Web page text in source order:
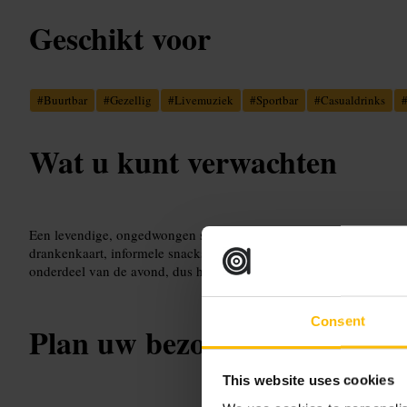
Consent
This website uses cookies
Geschikt voor
#Buurtbar #Gezellig #Livemuziek #Sportbar #Casualdrinks #
Wat u kunt verwachten
Een levendige, ongedwongen sfeer met een mix van groepen en
drankenkaart, informele snacks en korte rijen bij de bar in drukke
onderdeel van de avond, dus het voelt gezellig en druk.
Plan uw bezoek